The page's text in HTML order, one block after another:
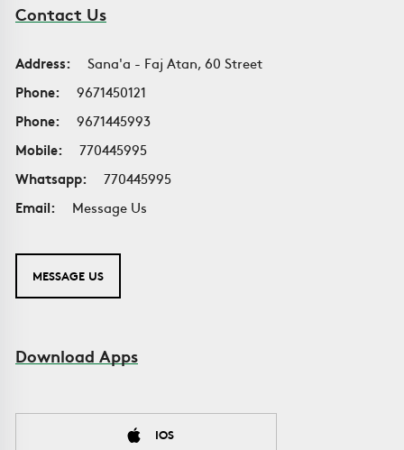
Contact Us
Address:
Sana'a - Faj Atan, 60 Street
Phone:
9671450121
Phone:
9671445993
Mobile:
770445995
Whatsapp:
770445995
Email:
Message Us
MESSAGE US
Download Apps
IOS